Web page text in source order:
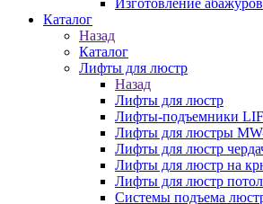
Изготовление абажуров
Каталог
Назад
Каталог
Лифты для люстр
Назад
Лифты для люстр
Лифты-подъемники
Лифты для люстры
Лифты для люстр
Лифты для люстр на
Лифты для люстр
Системы подъема